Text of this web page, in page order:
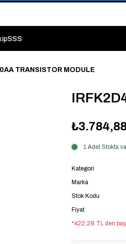
Kadar Verilen Siparişlerde Aynı Gün
Ürün Çeşitliliği ile Stoktan Hemen
Perakende Satış Avantajını
Özel: Stok Önceliği ve Proje
SSS
TRANSISTOR MODULE
1 Adet Stokta
Kategori
Marka
Stok Kodu
Fiyat
*422,28 TL den